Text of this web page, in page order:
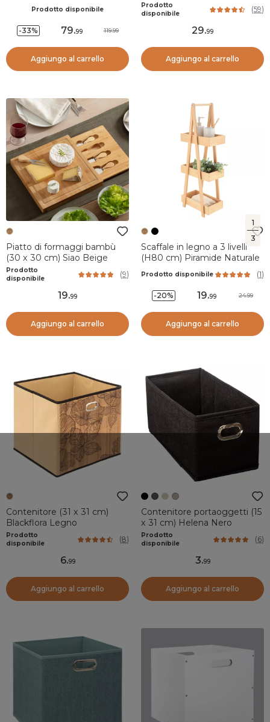
1
3
Prodotto disponibile
-33% 79.99 119.99
Aggiungo al carrello
Prodotto
disponibile
(59)
29.99
Aggiungo al carrello
Piatto di formaggi bambù
(30 x 30 cm) Siao Beige
Prodotto
disponibile
(9)
19.99
Aggiungo al carrello
Scaffale in legno a 3 livelli
(H80 cm) Piramide Naturale
Prodotto disponibile (1)
-20% 19.99 24.99
Aggiungo al carrello
Contenitore (31 x 31 cm)
Blackflora Legno
Prodotto
disponibile
(8)
6.99
Aggiungo al carrello
Contenitore portaoggetti (15
x 31 cm) Helena Nero
Prodotto
disponibile
(6)
3.99
Aggiungo al carrello